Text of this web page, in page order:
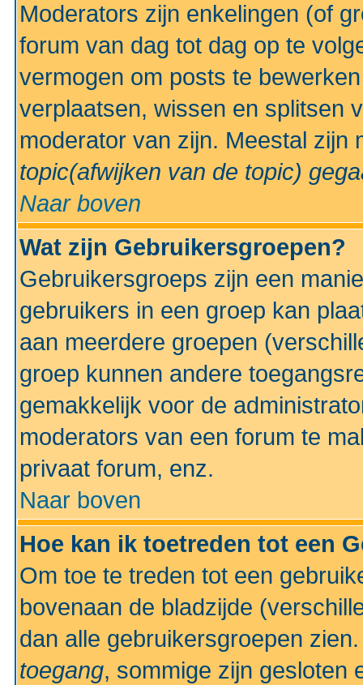
Moderators zijn enkelingen (of
forum van dag tot dag op te
vermogen om posts te
verplaatsen, wissen en splitsen
moderator van zijn. Meestal
topic(afwijken van de topic)
Naar boven
Wat zijn Gebruikersgroepen?
Gebruikersgroeps zijn een
gebruikers in een groep kan
aan meerdere groepen
groep kunnen andere
gemakkelijk voor de
moderators van een forum te
privaat forum, enz.
Naar boven
Hoe kan ik toetreden tot een
Om toe te treden tot een
bovenaan de bladzijde
dan alle gebruikersgroepen
toegang, sommige zijn gesloten